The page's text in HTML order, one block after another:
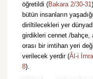
öğretildi (Bakara 2/30-31
bütün insanların
diriltilecekleri yer
girdikleri cennet /bahçe,
orası bir imtihan yeri
verilecek yerdir (Âl-i
8).